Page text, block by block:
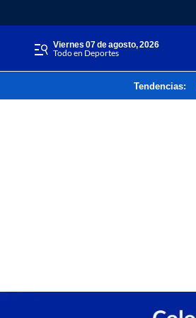
viernes 07 de agosto, 2026
Todo en Deportes
Tendencias: